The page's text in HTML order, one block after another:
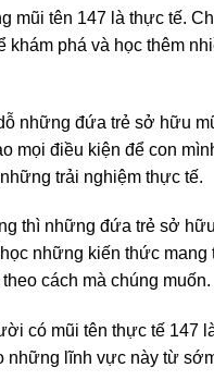
mũi tên 147 là thực tế.
khám phá và học thêm
những đứa trẻ sở hữu
mọi điều kiện để con
trải nghiệm thực tế.
thì những đứa trẻ sở
những kiến thức
cách mà chúng muốn.
có mũi tên thực tế 147
những lĩnh vực này từ